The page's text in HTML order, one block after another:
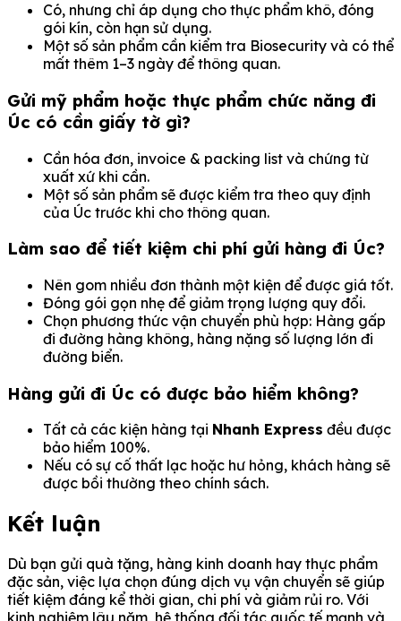
Có, nhưng chỉ áp dụng cho thực phẩm khô, đóng
gói kín, còn hạn sử dụng.
Một số sản phẩm cần kiểm tra Biosecurity và có thể
mất thêm 1–3 ngày để thông quan.
Gửi mỹ phẩm hoặc thực phẩm chức năng đi
Úc có cần giấy tờ gì?
Cần hóa đơn, invoice & packing list và chứng từ
xuất xứ khi cần.
Một số sản phẩm sẽ được kiểm tra theo quy định
của Úc trước khi cho thông quan.
Làm sao để tiết kiệm chi phí gửi hàng đi Úc?
Nên gom nhiều đơn thành một kiện để được giá tốt.
Đóng gói gọn nhẹ để giảm trọng lượng quy đổi.
Chọn phương thức vận chuyển phù hợp: Hàng gấp
đi đường hàng không, hàng nặng số lượng lớn đi
đường biển.
Hàng gửi đi Úc có được bảo hiểm không?
Tất cả các kiện hàng tại Nhanh Express đều được
bảo hiểm 100%.
Nếu có sự cố thất lạc hoặc hư hỏng, khách hàng sẽ
được bồi thường theo chính sách.
Kết luận
Dù bạn gửi quà tặng, hàng kinh doanh hay thực phẩm
đặc sản, việc lựa chọn đúng dịch vụ vận chuyển sẽ giúp
tiết kiệm đáng kể thời gian, chi phí và giảm rủi ro. Với